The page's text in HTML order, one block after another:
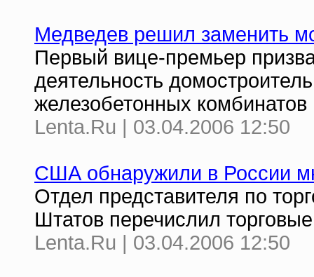
Медведев решил заменить
Первый вице-премьер
деятельность
железобетонных комбинатов
Lenta.Ru | 03.04.2006 12:50
США обнаружили в России
Отдел представителя по
Штатов перечислил
Lenta.Ru | 03.04.2006 12:50